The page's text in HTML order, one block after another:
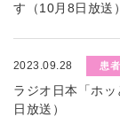
す（10月8日放送）
2023.09.28 患
ラジオ日本「ホ
日放送）